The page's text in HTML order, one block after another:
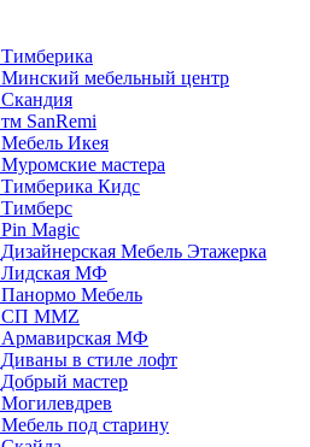
Тимберика
Минский мебельный центр
Скандия
тм SanRemi
Мебель Икея
Муромские мастера
Тимберика Кидс
Тимберс
Pin Magic
Дизайнерская Мебель Этажерка
Лидская МФ
Панормо Мебель
СП ММZ
Армавирская МФ
Диваны в стиле лофт
Добрый мастер
Могилевдрев
Мебель под старину